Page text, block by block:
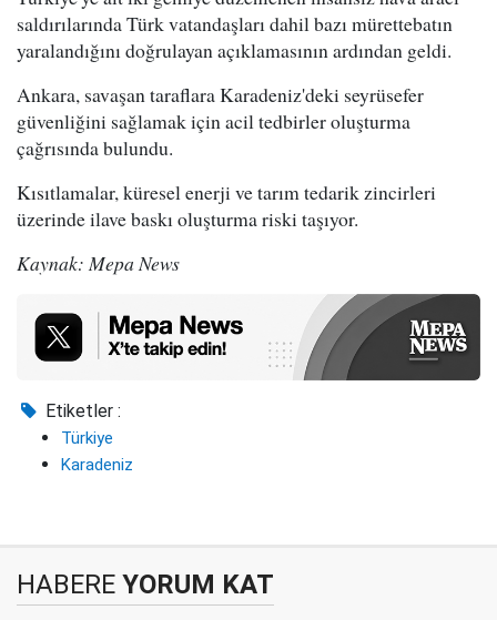
saldırılarında Türk vatandaşları dahil bazı mürettebatın
yaralandığını doğrulayan açıklamasının ardından geldi.
Ankara, savaşan taraflara Karadeniz'deki seyrüsefer
güvenliğini sağlamak için acil tedbirler oluşturma
çağrısında bulundu.
Kısıtlamalar, küresel enerji ve tarım tedarik zincirleri
üzerinde ilave baskı oluşturma riski taşıyor.
Kaynak: Mepa News
Etiketler :
Türkiye
Karadeniz
HABERE YORUM KAT